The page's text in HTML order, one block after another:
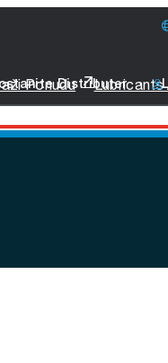
Ponudu Lubricants
Distributer